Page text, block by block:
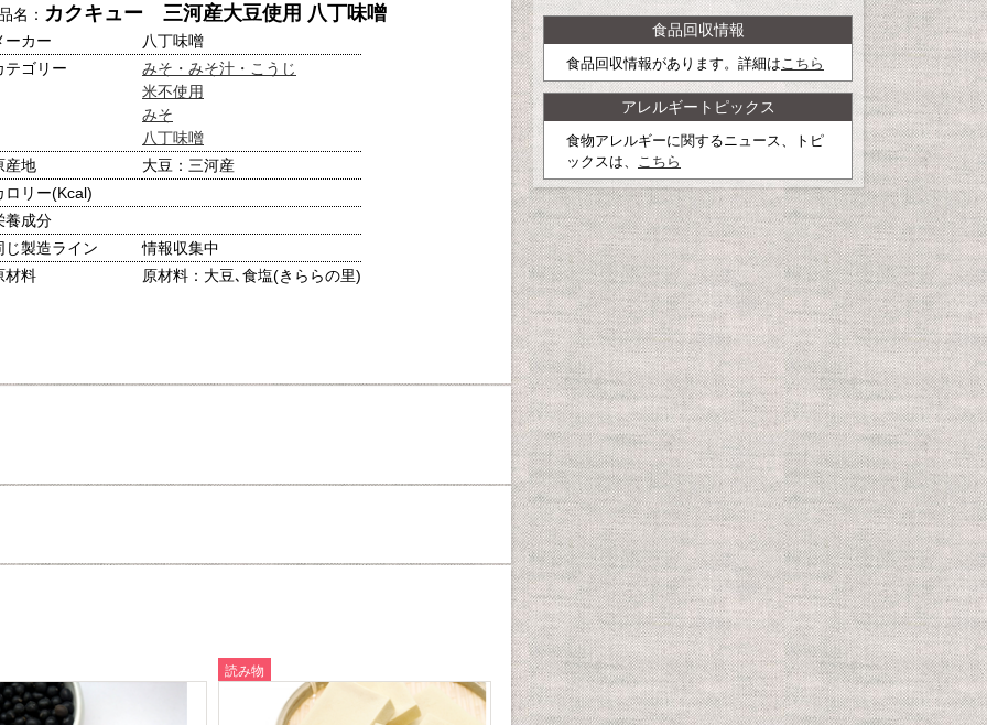
名： カクキュー 三河産大豆使用 八丁味噌
ーカー
八丁味噌
テゴリー
みそ・みそ汁・こうじ
米不使用
みそ
八丁味噌
産地
大豆：三河産
ロリー(Kcal)
養成分
じ製造ライン
情報収集中
材料
原材料：大豆､食塩(きららの里)
読み物
食品回収情報
食品回収情報があります。詳細は こちら
アレルギートピックス
食物アレルギーに関するニュース、トピ
ックスは、
こちら